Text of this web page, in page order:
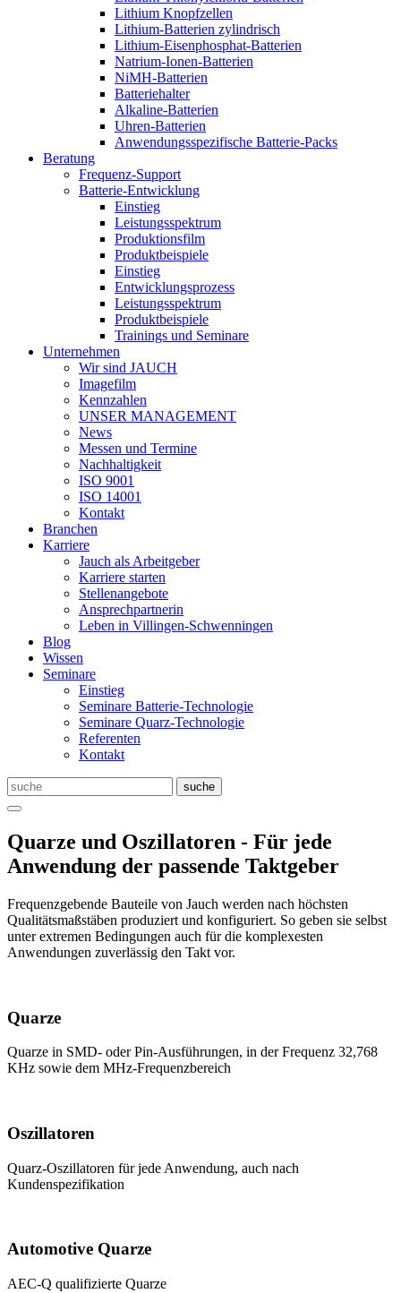
Lithium Knopfzellen
Lithium-Batterien zylindrisch
Lithium-Eisenphosphat-Batterien
Natrium-Ionen-Batterien
NiMH-Batterien
Batteriehalter
Alkaline-Batterien
Uhren-Batterien
Anwendungsspezifische Batterie-Packs
Beratung
Frequenz-Support
Batterie-Entwicklung
Einstieg
Leistungsspektrum
Produktionsfilm
Produktbeispiele
Einstieg
Entwicklungsprozess
Leistungsspektrum
Produktbeispiele
Trainings und Seminare
Unternehmen
Wir sind JAUCH
Imagefilm
Kennzahlen
UNSER MANAGEMENT
News
Messen und Termine
Nachhaltigkeit
ISO 9001
ISO 14001
Kontakt
Branchen
Karriere
Jauch als Arbeitgeber
Karriere starten
Stellenangebote
Ansprechpartnerin
Leben in Villingen-Schwenningen
Blog
Wissen
Seminare
Einstieg
Seminare Batterie-Technologie
Seminare Quarz-Technologie
Referenten
Kontakt
Quarze und Oszillatoren - Für jede
Anwendung der passende Taktgeber
Frequenzgebende Bauteile von Jauch werden nach höchsten
Qualitätsmaßstäben produziert und konfiguriert. So geben sie selbst
unter extremen Bedingungen auch für die komplexesten
Anwendungen zuverlässig den Takt vor.
Quarze
Quarze in SMD- oder Pin-Ausführungen, in der Frequenz 32,768
KHz sowie dem MHz-Frequenzbereich
Oszillatoren
Quarz-Oszillatoren für jede Anwendung, auch nach
Kundenspezifikation
Automotive Quarze
AEC-Q qualifizierte Quarze